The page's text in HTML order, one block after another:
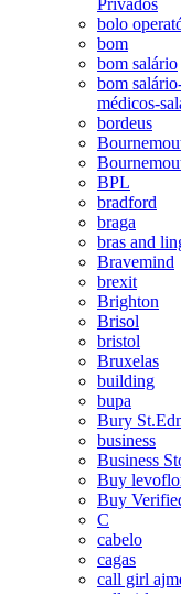
bolo
bom
bom salário
bom
médicos-
bordeus
BPL
bradford
braga
bras and
Bravemind
brexit
Brighton
Brisol
bristol
Bruxelas
building
bupa
Bury
business
Business
Buy
Buy
C
cabelo
cagas
call girl